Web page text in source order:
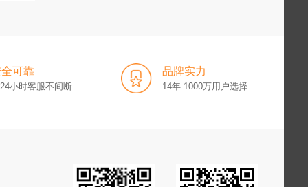
可靠
小时客服不间断
品牌实力
14年 1000万用户选择